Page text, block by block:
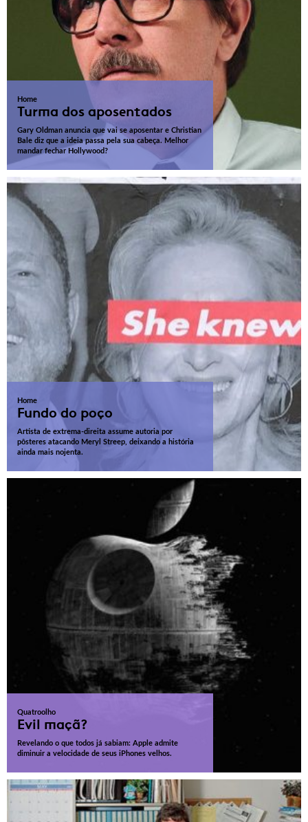
Home
Turma dos aposentados
Gary Oldman anuncia que vai se aposentar e Christian
Bale diz que a ideia passa pela sua cabeça. Melhor
mandar fechar Hollywood?
Home
Fundo do poço
Artista de extrema-direita assume autoria por
pôsteres atacando Meryl Streep, deixando a história
ainda mais nojenta.
Quatroolho
Evil maçã?
Revelando o que todos já sabiam: Apple admite
diminuir a velocidade de seus iPhones velhos.